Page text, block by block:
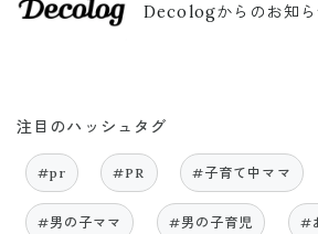
Decologからのお知ら
注目のハッシュタグ
#pr #PR #子育て中ママ
#男の子ママ #男の子育児 #